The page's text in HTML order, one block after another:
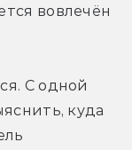
вовлечён
С одной
куда